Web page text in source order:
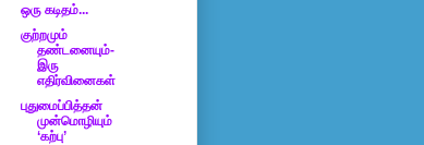
ஒரு கடிதம்...
குற்றமும்
தண்டனையும்-
இரு
எதிர்வினைகள்
புதுமைப்பித்தன்
முன்மொழியும்
‘கற்பு’